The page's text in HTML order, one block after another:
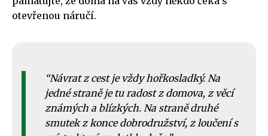
otevřenou náručí.
Návrat z cest je vždy hořkosladký. Na
jedné straně je tu radost z domova, z věcí
známých a blízkých. Na straně druhé
smutek z konce dobrodružství, z loučení s